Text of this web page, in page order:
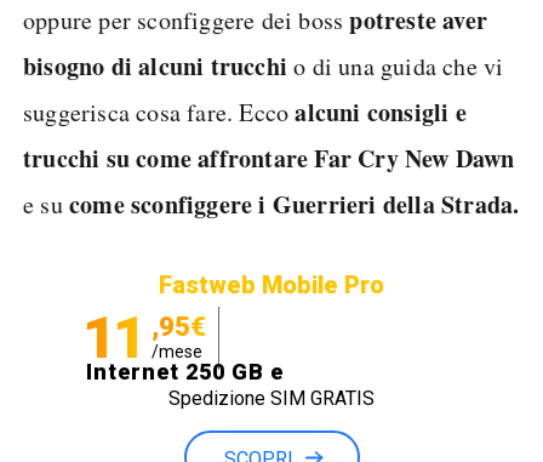
oppure per sconfiggere dei bosspotreste aver
bisogno di alcuni trucchi o di una guida che vi
suggerisca cosa fare. Eccoalcuni consigli e
trucchi su come affrontare Far Cry New Dawn
e sucome sconfiggere i Guerrieri della Strada.
Fastweb Mobile Pro
11 ,95€
/mese
Internet 250 GB e
Minuti illimitati
Spedizione SIM GRATIS